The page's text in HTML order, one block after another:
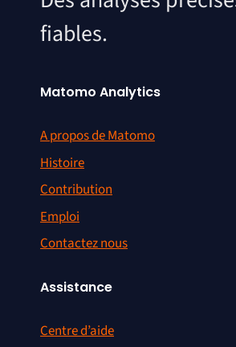
fiables.
Matomo Analytics
A propos de Matomo
Histoire
Contribution
Emploi
Contactez nous
Assistance
Centre d’aide